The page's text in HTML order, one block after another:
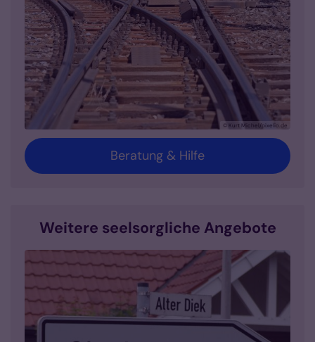
© Kurt Michel/pixelio.de
Beratung & Hilfe
Weitere seelsorgliche Angebote